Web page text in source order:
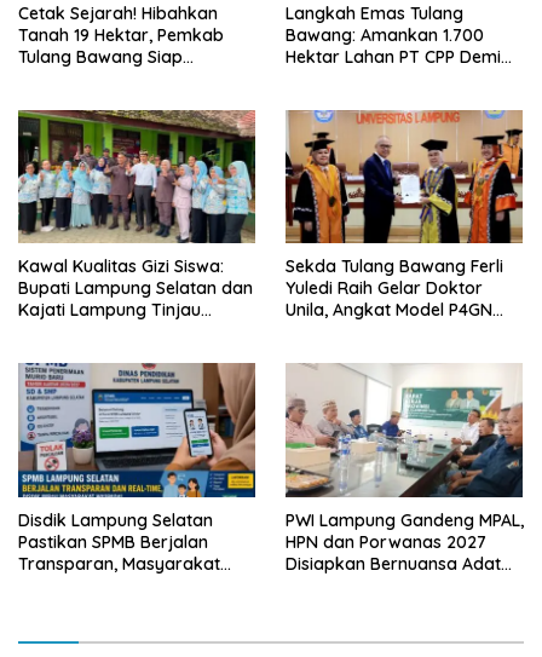
Cetak Sejarah! Hibahkan
Tanah 19 Hektar, Pemkab
Tulang Bawang Siap
Lampung
Langkah Emas Tulang
Bawang: Amankan 1.700
Hektar Lahan PT CPP Demi
Kawal Kualitas Gizi Siswa:
Bupati Lampung Selatan dan
Kajati Lampung Tinjau
Sekda Tulang Bawang Ferli
Yuledi Raih Gelar Doktor
Unila, Angkat Model P4GN
Disdik Lampung Selatan
Pastikan SPMB Berjalan
Transparan, Masyarakat
PWI Lampung Gandeng MPAL,
HPN dan Porwanas 2027
Disiapkan Bernuansa Adat